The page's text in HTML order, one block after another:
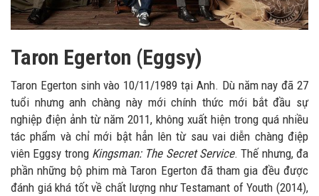
Taron Egerton (Eggsy)
Taron Egerton sinh vào 10/11/1989 tại Anh. Dù năm nay đã 27
tuổi nhưng anh chàng này mới chính thức mới bắt đầu sự
nghiệp điện ảnh từ năm 2011, không xuất hiện trong quá nhiều
tác phẩm và chỉ mới bật hẳn lên từ sau vai diễn chàng điệp
viên Eggsy trong Kingsman: The Secret Service. Thế nhưng, đa
phần những bộ phim mà Taron Egerton đã tham gia đều được
đánh giá khá tốt về chất lượng như Testamant of Youth (2014),